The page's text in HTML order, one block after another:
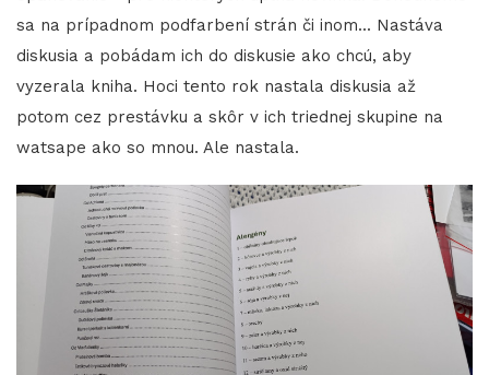
sa na prípadnom podfarbení strán či inom... Nastáva
diskusia a pobádam ich do diskusie ako chcú, aby
vyzerala kniha. Hoci tento rok nastala diskusia až
potom cez prestávku a skôr v ich triednej skupine na
watsape ako so mnou. Ale nastala.